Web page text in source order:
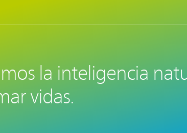
la inteligencia
vidas.